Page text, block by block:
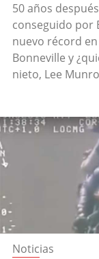
50 años
conseguido por
nuevo récord
Bonneville y
nieto, Lee
Noticias